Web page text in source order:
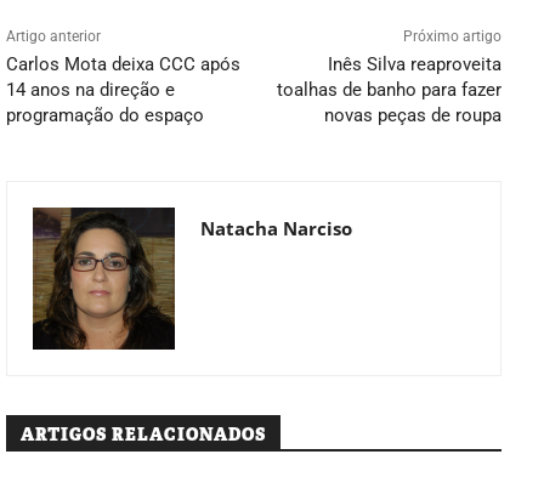
Artigo anterior
Carlos Mota deixa CCC após
14 anos na direção e
programação do espaço
Próximo artigo
Inês Silva reaproveita
toalhas de banho para fazer
novas peças de roupa
Natacha Narciso
ARTIGOS RELACIONADOS